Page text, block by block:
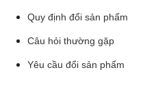
Quy định đổi sản phẩm
Câu hỏi thường gặp
Yêu cầu đổi sản phẩm